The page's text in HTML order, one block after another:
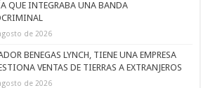
QUE INTEGRABA UNA BANDA
de 2026
BENEGAS LYNCH, TIENE UNA EMPRESA
VENTAS DE TIERRAS A EXTRANJEROS
de 2026